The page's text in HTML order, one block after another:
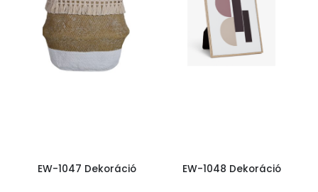
EW-1047 Dekoráció EW-1048 Dekoráció